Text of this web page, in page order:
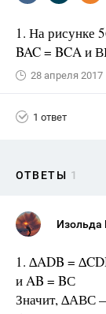
1. На рисунке
BAC = BCA и
28 апреля 2017
1 ответ
ОТВЕТЫ 1
Изольда
1. ∆ADB =
и AB = BС
Значит, ∆АВС